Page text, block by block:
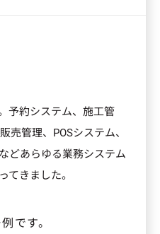
予約システム、施工管
売管理、POSシステム、
どあらゆる業務システム
てきました。
です。